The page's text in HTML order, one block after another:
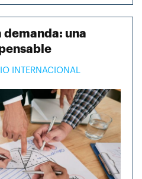
demanda: una
INTERNACIONAL